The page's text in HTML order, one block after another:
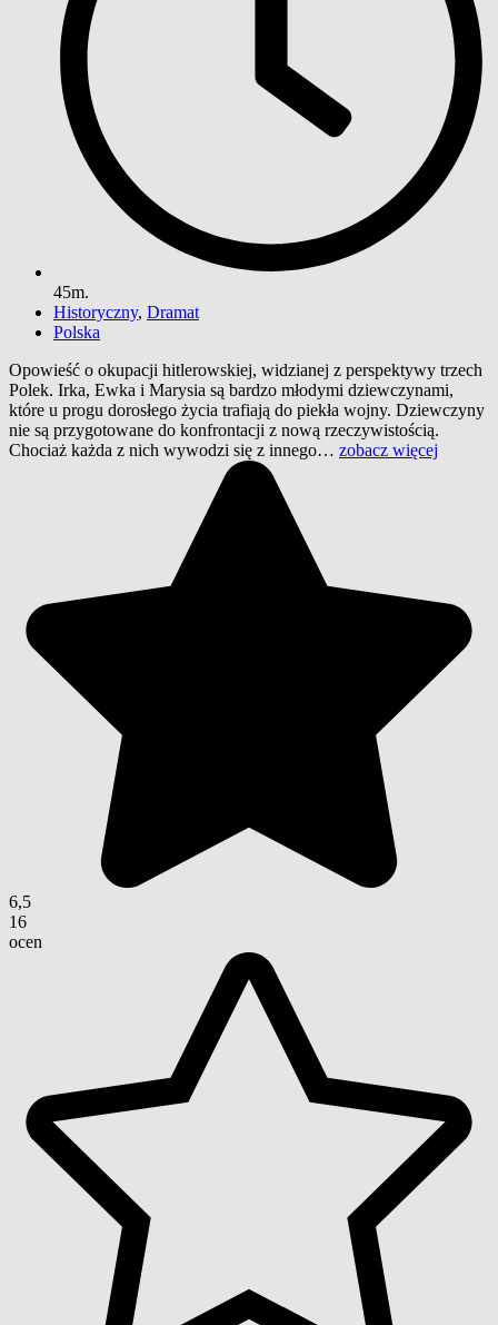
45m.
Historyczny, Dramat
Polska
Opowieść o okupacji hitlerowskiej, widzianej z perspektywy trzech
Polek. Irka, Ewka i Marysia są bardzo młodymi dziewczynami,
które u progu dorosłego życia trafiają do piekła wojny. Dziewczyny
nie są przygotowane do konfrontacji z nową rzeczywistością.
Chociaż każda z nich wywodzi się z innego… zobacz więcej
6,5
16
ocen